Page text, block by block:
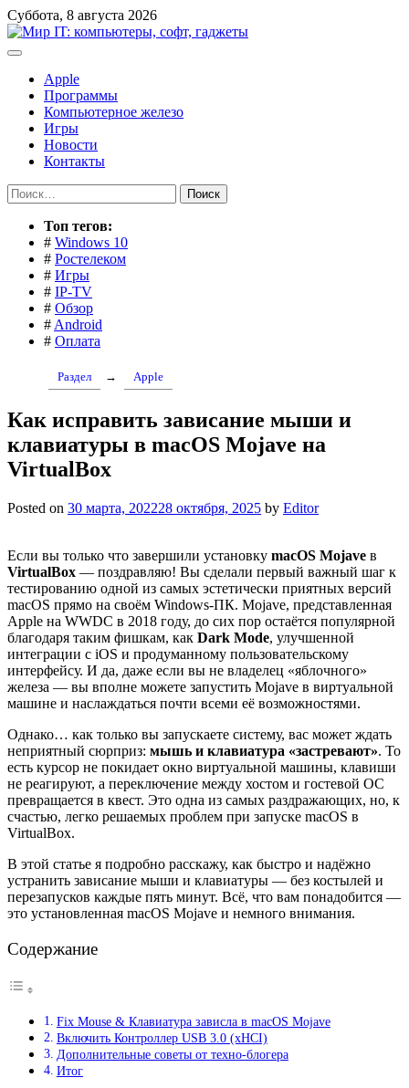
Перейти
к
содержимому
Суббота, 8 августа 2026
Apple
Программы
Компьютерное железо
Игры
Новости
Контакты
Найти:
Toп тегов:
# Windows 10
# Ростелеком
# Игры
# IP-TV
# Обзор
# Android
# Оплата
Раздел → Apple
Как исправить зависание мыши и
клавиатуры в macOS Mojave на
VirtualBox
Posted on 30 марта, 202228 октября, 2025 by Editor
Если вы только что завершили установку macOS Mojave в
VirtualBox — поздравляю! Вы сделали первый важный шаг к
тестированию одной из самых эстетически приятных версий
macOS прямо на своём Windows-ПК. Mojave, представленная
Apple на WWDC в 2018 году, до сих пор остаётся популярной
благодаря таким фишкам, как Dark Mode, улучшенной
интеграции с iOS и продуманному пользовательскому
интерфейсу. И да, даже если вы не владелец «яблочного»
железа — вы вполне можете запустить Mojave в виртуальной
машине и наслаждаться почти всеми её возможностями.
Однако… как только вы запускаете систему, вас может ждать
неприятный сюрприз: мышь и клавиатура «застревают». То
есть курсор не покидает окно виртуальной машины, клавиши
не реагируют, а переключение между хостом и гостевой ОС
превращается в квест. Это одна из самых раздражающих, но, к
счастью, легко решаемых проблем при запуске macOS в
VirtualBox.
В этой статье я подробно расскажу, как быстро и надёжно
устранить зависание мыши и клавиатуры — без костылей и
перезапусков каждые пять минут. Всё, что вам понадобится —
это установленная macOS Mojave и немного внимания.
Содержание
Fix Mouse & Клавиатура зависла в macOS Mojave
Включить Контроллер USB 3.0 (xHCI)
Дополнительные советы от техно-блогера
Итог